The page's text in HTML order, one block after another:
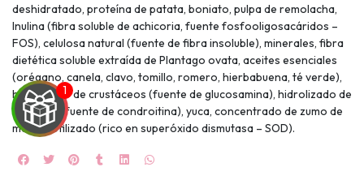
deshidratado, proteína de patata, boniato, pulpa de remolacha,
Inulina (fibra soluble de achicoria, fuente fosfooligosacáridos –
FOS), celulosa natural (fuente de fibra insoluble), minerales, fibra
dietética soluble extraída de Plantago ovata, aceites esenciales
(orégano, canela, clavo, tomillo, romero, hierbabuena, té verde),
hidrolizado de crustáceos (fuente de glucosamina), hidrolizado de
cartílago (fuente de condroitina), yuca, concentrado de zumo de
melón liofilizado (rico en superóxido dismutasa – SOD).